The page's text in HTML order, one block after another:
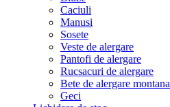
Caciuli
Manusi
Sosete
Veste de alergare
Pantofi de alergare
Rucsacuri de alergare
Bete de alergare montana
Geci